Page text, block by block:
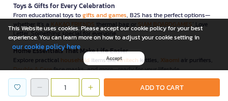
ADD TO CART
Toys & Gifts for Every Celebration
From educational toys togifts and games, B2S has the perfect options—
whether it’s a KAKAO FRIENDS thermal bag or SIAM BOARDGAMES’ Love
Letter. Something special for everyone.
Home Essentials That Make Life Easier
Explore practical household items likeAnitech kettles, Xiaomi air purifiers,
Double A Careface masks, and more—ready for your lifestyle.
Innovative IT & Gadgets for Every Digital Life
Elevate your workflow withIT & gadgetslikeNEOpaper shredders,WD
This Website uses cookies. Please accept our cookie policy for your best
experience. You can learn more on how to adjust your cookie setting in
our cookie policy here
Accept